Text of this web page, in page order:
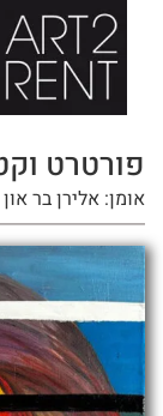
פורטרט
אומן: אלירן בר און